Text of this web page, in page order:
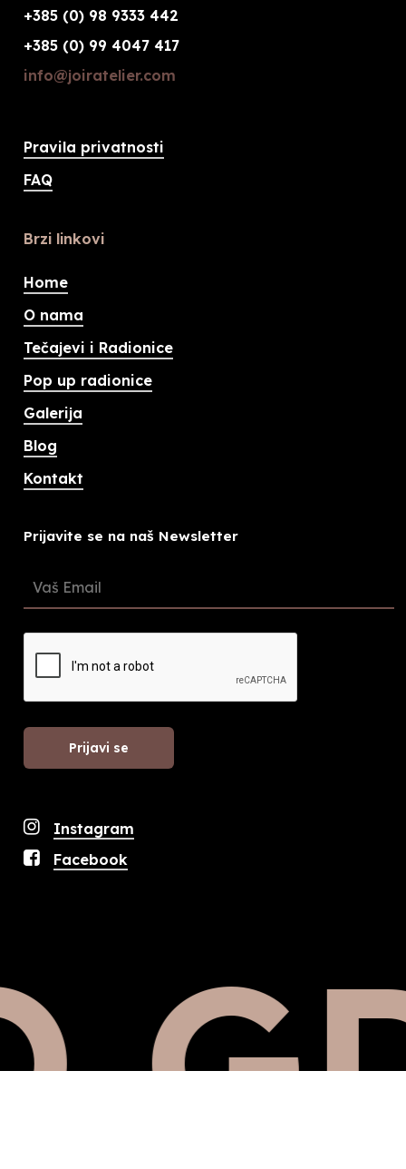
+385 (0) 98 9333 442
+385 (0) 99 4047 417
info@joiratelier.com
Pravila privatnosti
FAQ
Brzi linkovi
Home
O nama
Tečajevi i Radionice
Pop up radionice
Galerija
Blog
Kontakt
Prijavite se na naš Newsletter
Instagram
Facebook